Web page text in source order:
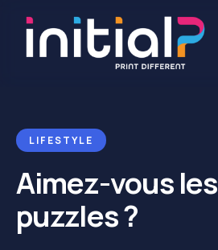
LIFESTYLE
Aimez-vous les
puzzles ?